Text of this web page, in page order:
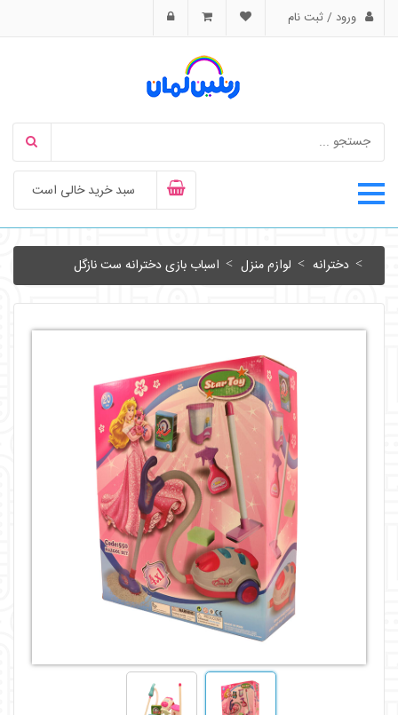
ورود / ثبت نام
سبد خرید خالی است
دخترانه لوازم منزل اسباب بازی دخترانه ست نازگل